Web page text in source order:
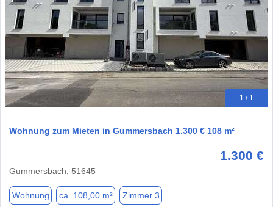
1 / 1
Wohnung zum Mieten in Gummersbach 1.300 € 108 m²
1.300 €
Gummersbach, 51645
Wohnung ca. 108,00 m² Zimmer 3